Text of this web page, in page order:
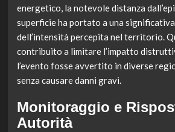
energetico, la notevole distanza
superficie ha portato a una
dell’intensità percepita nel territorio.
contribuito a limitare l’impatto
l’evento fosse avvertito in diverse
senza causare danni gravi.
Monitoraggio e
Autorità